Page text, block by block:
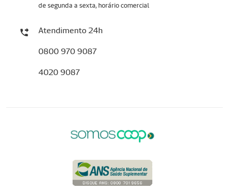
de segunda a sexta, horário comercial
Atendimento 24h
0800 970 9087
4020 9087